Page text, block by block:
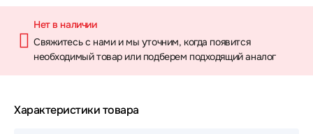
Нет в наличии
Свяжитесь с нами и мы уточним, когда появится
необходимый товар или подберем подходящий аналог
Характеристики товара